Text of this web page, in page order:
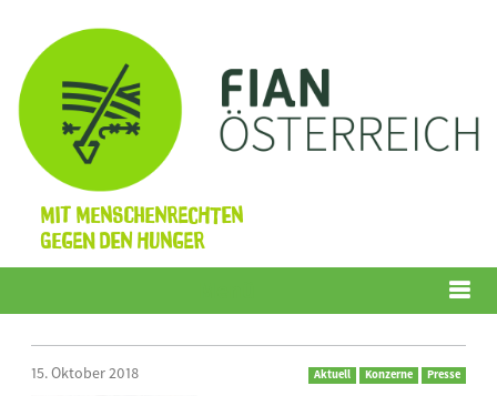
Mit Menschenrechten
gegen den Hunger
15. Oktober 2018 Aktuell Konzerne Presse